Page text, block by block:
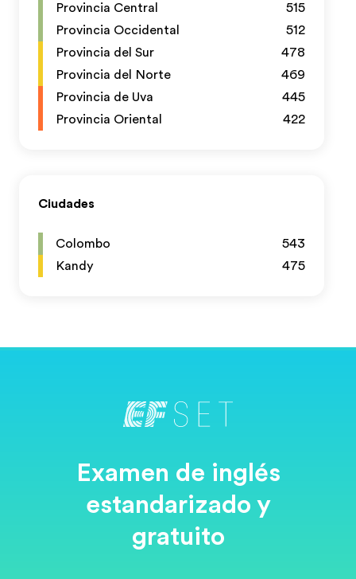
Provincia Central
515
Provincia Occidental
512
Provincia del Sur
478
Provincia del Norte
469
Provincia de Uva
445
Provincia Oriental
422
Ciudades
Colombo
543
Kandy
475
Examen de inglés
estandarizado y
gratuito